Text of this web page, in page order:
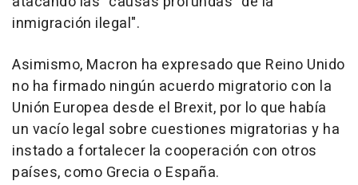
inmigración ilegal".
Asimismo, Macron ha expresado que Reino Unido
no ha firmado ningún acuerdo migratorio con la
Unión Europea desde el Brexit, por lo que había
un vacío legal sobre cuestiones migratorias y ha
instado a fortalecer la cooperación con otros
países, como Grecia o España.